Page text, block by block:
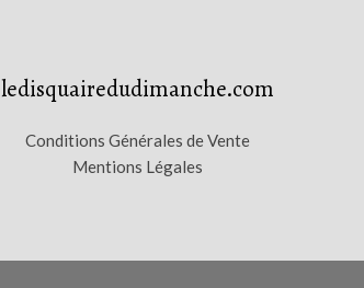
ledisquairedudimanche.com
Conditions Générales de Vente
Mentions Légales